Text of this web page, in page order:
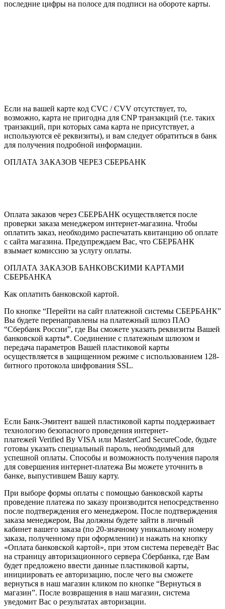
последние цифры на полосе для подписи на обороте карты.
Если на вашей карте код CVC / CVV отсутствует, то,
возможно, карта не пригодна для CNP транзакций (т.е. таких
транзакций, при которых сама карта не присутствует, а
используются её реквизиты), и вам следует обратиться в банк
для получения подробной информации.
ОПЛАТА ЗАКАЗОВ ЧЕРЕЗ СБЕРБАНК
Оплата заказов через СБЕРБАНК осуществляется после
проверки заказа менеджером интернет-магазина. Чтобы
оплатить заказ, необходимо распечатать квитанцию об оплате
с сайта магазина. Предупреждаем Вас, что СБЕРБАНК
взымает комиссию за услугу оплаты.
ОПЛАТА ЗАКАЗОВ БАНКОВСКИМИ КАРТАМИ
СБЕРБАНКА
Как оплатить банковской картой.
По кнопке “Перейти на сайт платежной системы СБЕРБАНК”
Вы будете перенаправлены на платежный шлюз ПАО
“Сбербанк России”, где Вы сможете указать реквизиты Вашей
банковской карты*. Соединение с платежным шлюзом и
передача параметров Вашей пластиковой карты
осуществляется в защищенном режиме с использованием 128-
битного протокола шифрования SSL.
Если Банк-Эмитент вашей пластиковой карты поддерживает
технологию безопасного проведения интернет-
платежей Verified By VISA или MasterCard SecureCode, будьте
готовы указать специальный пароль, необходимый для
успешной оплаты. Способы и возможность получения пароля
для совершения интернет-платежа Вы можете уточнить в
банке, выпустившем Вашу карту.
При выборе формы оплаты с помощью банковской карты
проведение платежа по заказу производится непосредственно
после подтверждения его менеджером. После подтверждения
заказа менеджером, Вы должны будете зайти в личный
кабинет вашего заказа (по 20-значному уникальному номеру
заказа, полученному при оформлении) и нажать на кнопку
«Оплата банковской картой», при этом система переведёт Вас
на страницу авторизационного сервера Сбербанка, где Вам
будет предложено ввести данные пластиковой карты,
инициировать ее авторизацию, после чего вы сможете
вернуться в наш магазин кликом по кнопке “Вернуться в
магазин”. После возвращения в наш магазин, система
уведомит Вас о результатах авторизации.